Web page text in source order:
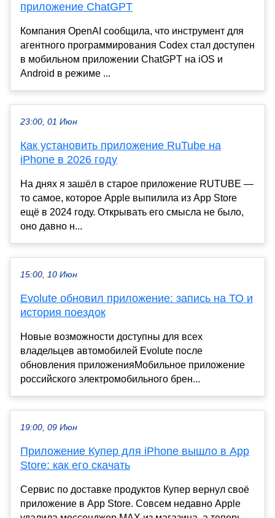
приложение ChatGPT
Компания OpenAI сообщила, что инструмент для
агентного программирования Codex стал доступен
в мобильном приложении ChatGPT на iOS и
Android в режиме ...
23:00, 01 Июн
Как установить приложение RuTube на
iPhone в 2026 году
На днях я зашёл в старое приложение RUTUBE —
то самое, которое Apple выпилила из App Store
ещё в 2024 году. Открывать его смысла не было,
оно давно н...
15:00, 10 Июн
Evolute обновил приложение: запись на ТО и
история поездок
Новые возможности доступны для всех
владельцев автомобилей Evolute после
обновления приложенияМобильное приложение
российского электромобильного брен...
19:00, 09 Июн
Приложение Купер для iPhone вышло в App
Store: как его скачать
Сервис по доставке продуктов Купер вернул своё
приложение в App Store. Совсем недавно Apple